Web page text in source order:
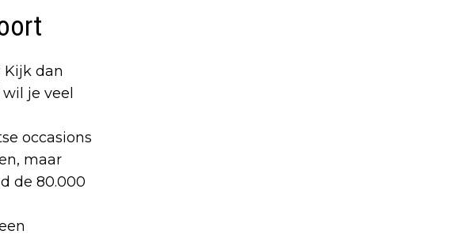
Kijk dan
je veel
occasions
maar
de 80.000